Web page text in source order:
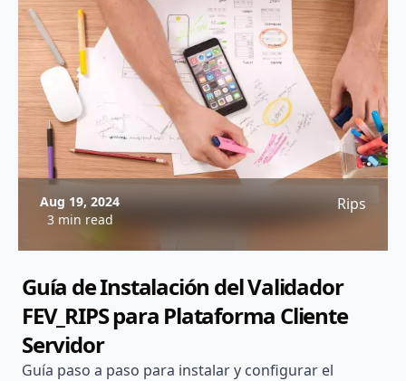
Aug 19, 2024
3 min read
Rips
Guía de Instalación del Validador
FEV_RIPS para Plataforma Cliente
Servidor
Guía paso a paso para instalar y configurar el